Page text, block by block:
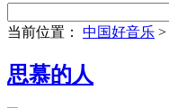
当前位置： 中国好音乐 >
思慕的人